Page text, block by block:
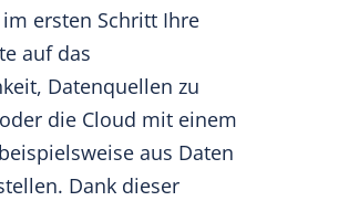
ersten Schritt Ihre
auf das
Datenquellen zu
die Cloud mit einem
aus Daten
Dank dieser